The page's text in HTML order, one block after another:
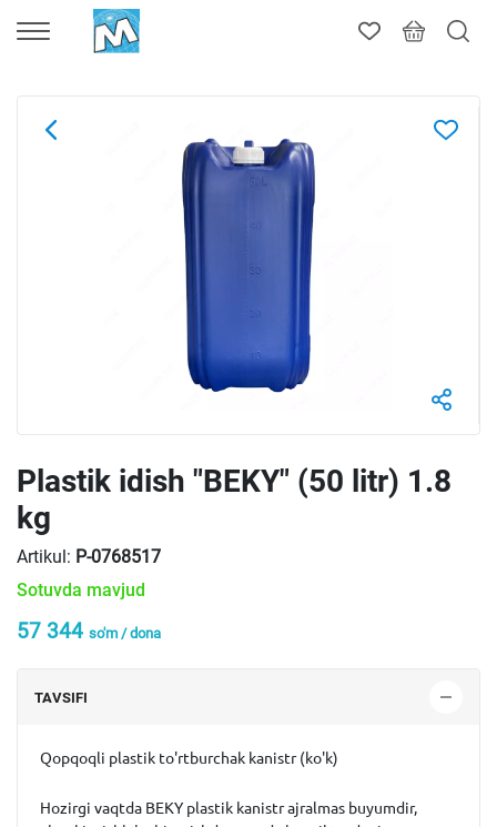
Plastik idish "BEKY" (50 litr) 1.8
kg
Artikul: P-0768517
Sotuvda mavjud
57 344 so'm / dona
TAVSIFI
Qopqoqli plastik to'rtburchak kanistr (ko'k)
Hozirgi vaqtda BEKY plastik kanistr ajralmas buyumdir,